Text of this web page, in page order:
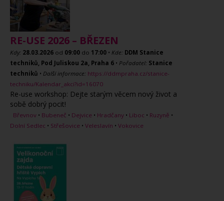
RE-USE 2026 – BŘEZEN
Kdy: 28.03.2026 od 09:00 do 17:00 • Kde: DDM Stanice
techniků, Pod Juliskou 2a, Praha 6 • Pořadatel: Stanice
techniků • Další informace: https://ddmpraha.cz/stanice-
techniku/Kalendar_akci?id=16070
Re-use workshop: Dejte starým věcem nový život a
sobě dobrý pocit!
Břevnov • Bubeneč • Dejvice • Hradčany • Liboc • Ruzyně •
Dolní Sedlec • Střešovice • Veleslavín • Vokovice